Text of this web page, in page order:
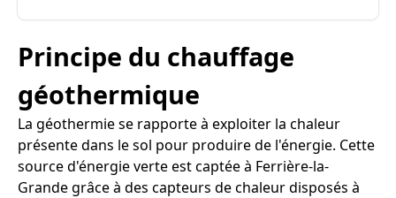
Principe du chauffage
géothermique
La géothermie se rapporte à exploiter la chaleur
présente dans le sol pour produire de l'énergie. Cette
source d'énergie verte est captée à Ferrière-la-
Grande grâce à des capteurs de chaleur disposés à